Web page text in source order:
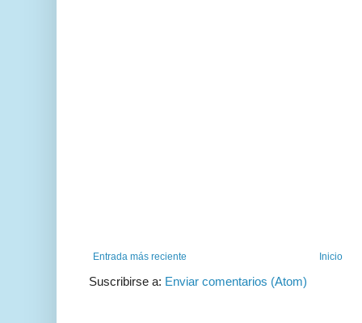
Entrada más reciente Inicio
Suscribirse a: Enviar comentarios (Atom)